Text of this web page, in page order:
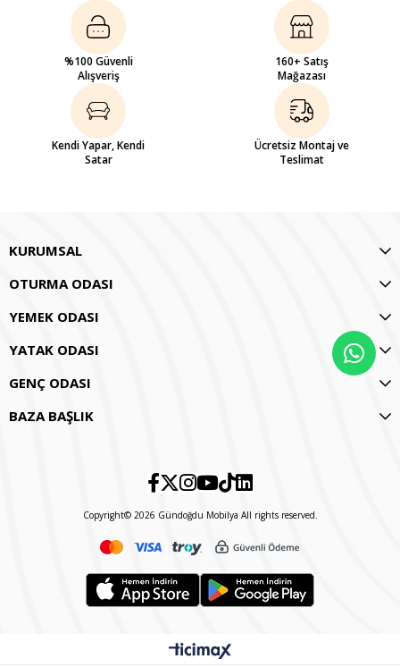
%100 Güvenli
Alışveriş
160+ Satış
Mağazası
Kendi Yapar, Kendi
Satar
Ücretsiz Montaj ve
Teslimat
KURUMSAL
OTURMA ODASI
YEMEK ODASI
YATAK ODASI
GENÇ ODASI
BAZA BAŞLIK
Copyright© 2026 Gündoğdu Mobilya All rights reserved.